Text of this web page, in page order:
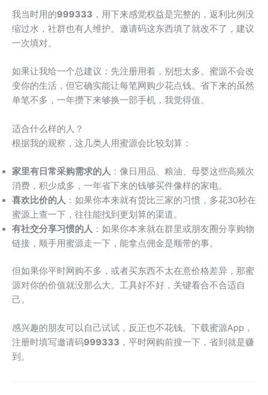
我当时用的999333 ，用下来感觉权益是完整的，返利比例没
缩过水，社群也有人维护。邀请码这东西填了就改不了，建议
一次填对。
如果让我给一个总建议：先注册用着，别想太多。蜜源不会改
变你的生活，但它确实能让每笔网购少花点钱。省下来的虽然
单笔不多，一年攒下来够换一部手机，我觉得值。
适合什么样的人？
根据我的观察，这几类人用蜜源会比较划算：
家里有日常采购需求的人 ：像日用品、粮油、母婴这些高频次
消费，积少成多，一年省下来的钱够买件像样的家电。
喜欢比价的人 ：如果你本来就有货比三家的习惯，多花30秒在
蜜源上查一下，往往能找到更划算的渠道。
有社交分享习惯的人 ：如果你本来就在群里或朋友圈分享购物
链接，顺手用蜜源走一下，能拿点佣金是顺带的事。
但如果你平时网购不多，或者买东西不太在意价格差异，那蜜
源对你的价值就没那么大。工具好不好，关键看合不合适自
己。
感兴趣的朋友可以自己试试，反正也不花钱。下载蜜源App，
注册时填写邀请码999333 ，平时网购前搜一下，省到就是赚
到。